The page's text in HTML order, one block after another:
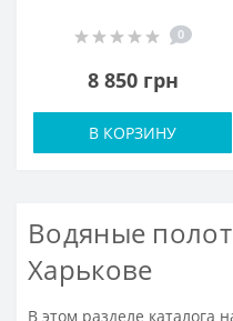
0
8 850 грн
В КОРЗИНУ
Водяные
Харькове
В этом разделе каталога